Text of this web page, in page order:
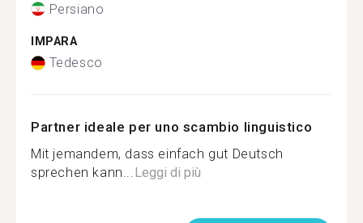
Persiano
IMPARA
Tedesco
Partner ideale per uno scambio linguistico
Mit jemandem, dass einfach gut Deutsch
sprechen kann...Leggi di più